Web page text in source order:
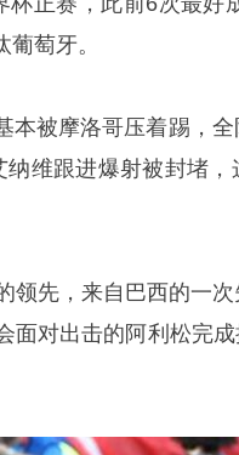
萄牙。
本被摩洛哥压着踢，
维跟进爆射被封堵
先，来自巴西的一次
面对出击的阿利松完